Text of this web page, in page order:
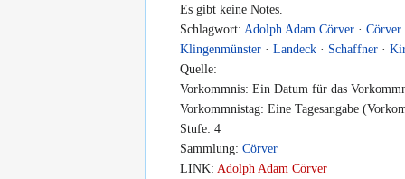
Es gibt keine Notes.
Schlagwort: Adolph Adam Cörver ·Cörver
Klingenmünster ·Landeck · Schaffner ·
Quelle:
Vorkommnis: Ein Datum für das
Vorkommnistag: Eine Tagesangabe
Stufe: 4
Sammlung:Cörver
LINK: Adolph Adam Cörver